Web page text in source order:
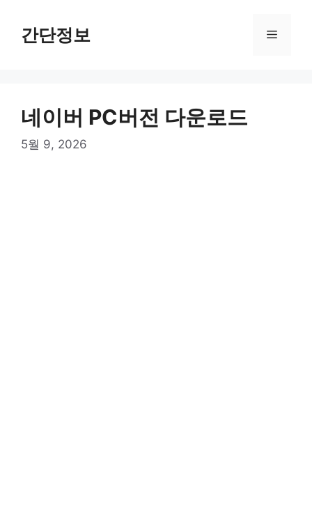
간단정보 메
네이버 PC버전 다운로드
5월 9, 2026